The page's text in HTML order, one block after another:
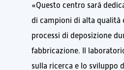
«Questo centro sarà
di campioni di alta qualità
processi di deposizione
fabbricazione. Il
sulla ricerca e lo sviluppo